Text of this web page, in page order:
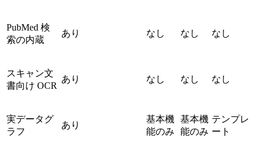
PubMed 検
索の内蔵
あり なし なし なし
スキャン文
書向け OCR
あり なし なし なし
実データグ
ラフ
あり
基本機
能のみ
基本機
能のみ
テンプレ
ート